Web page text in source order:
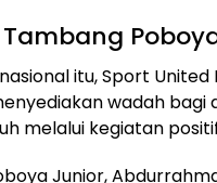
itu, Sport
wadah
melalui kegiatan
Junior,